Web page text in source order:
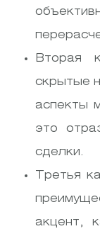
Вторая
скрытые
аспекты
это
сделки.
Третья
акцент,